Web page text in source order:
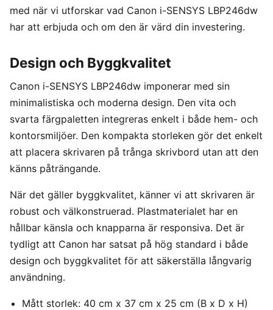
med när vi utforskar vad Canon i-SENSYS LBP246dw
har att erbjuda och om den är värd din investering.
Design och Byggkvalitet
Canon i-SENSYS LBP246dw imponerar med sin
minimalistiska och moderna design. Den vita och
svarta färgpaletten integreras enkelt i både hem- och
kontorsmiljöer. Den kompakta storleken gör det enkelt
att placera skrivaren på trånga skrivbord utan att den
känns påträngande.
När det gäller byggkvalitet, känner vi att skrivaren är
robust och välkonstruerad. Plastmaterialet har en
hållbar känsla och knapparna är responsiva. Det är
tydligt att Canon har satsat på hög standard i både
design och byggkvalitet för att säkerställa långvarig
användning.
Mått storlek: 40 cm x 37 cm x 25 cm (B x D x H)